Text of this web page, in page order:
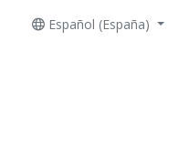
Español (España)